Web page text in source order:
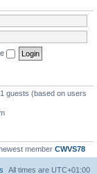
guests (based on users
member CWVS78
All times are UTC+01:00